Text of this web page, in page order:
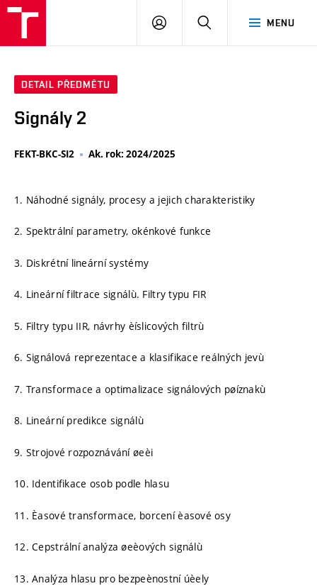
MENU
PŘIHLÁSIT
DETAIL PŘEDMĚTU
Signály 2
FEKT-BKC-SI2 Ak. rok: 2024/2025
1. Náhodné signály, procesy a jejich charakteristiky
2. Spektrální parametry, okénkové funkce
3. Diskrétní lineární systémy
4. Lineární filtrace signálù. Filtry typu FIR
5. Filtry typu IIR, návrhy èíslicových filtrù
6. Signálová reprezentace a klasifikace reálných jevù
7. Transformace a optimalizace signálových pøíznakù
8. Lineární predikce signálù
9. Strojové rozpoznávání øeèi
10. Identifikace osob podle hlasu
11. Èasové transformace, borcení èasové osy
12. Cepstrální analýza øeèových signálù
13. Analýza hlasu pro bezpeènostní úèely